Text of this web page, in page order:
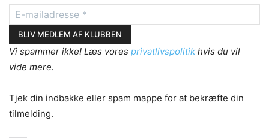
Vi spammer ikke! Læs vores privatlivspolitik hvis du vil
vide mere.
Tjek din indbakke eller spam mappe for at bekræfte din
tilmelding.